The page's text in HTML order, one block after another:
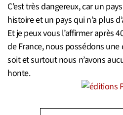
C’est très dangereux, car un
histoire et un pays qui n’a plus
Et je peux vous l’affirmer après
de France, nous possédons
soit et surtout nous n’avons
honte.